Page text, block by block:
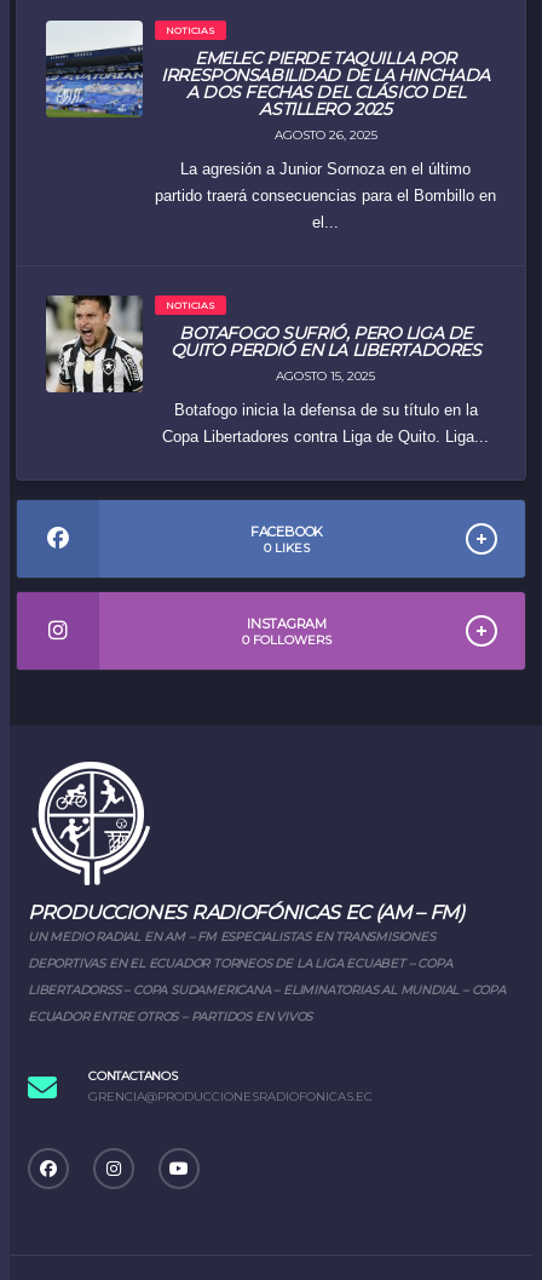
NOTICIAS
EMELEC PIERDE TAQUILLA POR
IRRESPONSABILIDAD DE LA HINCHADA
A DOS FECHAS DEL CLÁSICO DEL
ASTILLERO 2025
AGOSTO 26, 2025
La agresión a Junior Sornoza en el último
partido traerá consecuencias para el Bombillo en
el...
NOTICIAS
BOTAFOGO SUFRIÓ, PERO LIGA DE
QUITO PERDIÓ EN LA LIBERTADORES
AGOSTO 15, 2025
Botafogo inicia la defensa de su título en la
Copa Libertadores contra Liga de Quito. Liga...
FACEBOOK
0LIKES
INSTAGRAM
0FOLLOWERS
PRODUCCIONES RADIOFÓNICAS EC (AM – FM)
UN MEDIO RADIAL EN AM – FM ESPECIALISTAS EN TRANSMISIONES
DEPORTIVAS EN EL ECUADOR TORNEOS DE LA LIGA ECUABET – COPA
LIBERTADORSS – COPA SUDAMERICANA – ELIMINATORIAS AL MUNDIAL – COPA
ECUADOR ENTRE OTROS – PARTIDOS EN VIVOS
CONTACTANOS
GRENCIA@PRODUCCIONESRADIOFONICAS.EC